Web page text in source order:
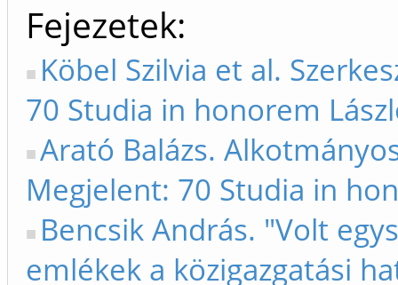
Fejezetek
Köbel Szilvia et al.
70 Studia in honorem
Arató Balázs.
Megjelent: 70 Studia in
Bencsik András. "Volt
emlékek a közigazgatási